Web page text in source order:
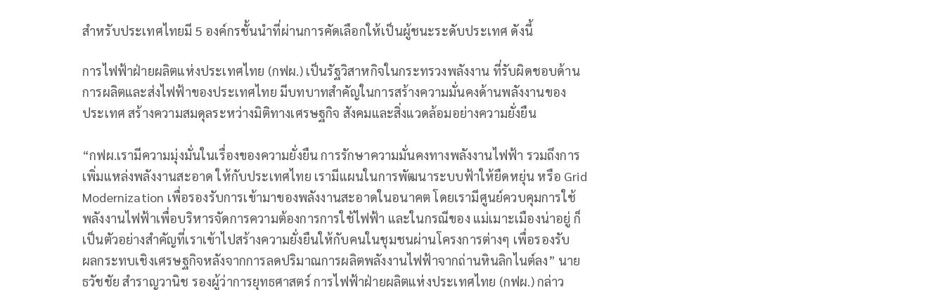
สำหรับประเทศไทยมี 5 องค์กรชั้นนำที่ผ่านการคัดเลือกให้เป็นผู้ชนะระดับประเทศ ดังนี้
การไฟฟ้าฝ่ายผลิตแห่งประเทศไทย (กฟผ.) เป็นรัฐวิสาหกิจในกระทรวงพลังงาน ที่รับผิดชอบด้าน
การผลิตและส่งไฟฟ้าของประเทศไทย มีบทบาทสําคัญในการสร้างความมั่นคงด้านพลังงานของ
ประเทศ สร้างความสมดุลระหว่างมิติทางเศรษฐกิจ สังคมและสิ่งแวดล้อมอย่างความยั่งยืน
“กฟผ.เรามีความมุ่งมั่นในเรื่องของความยั่งยืน การรักษาความมั่นคงทางพลังงานไฟฟ้า รวมถึงการ
เพิ่มแหล่งพลังงานสะอาด ให้กับประเทศไทย เรามีแผนในการพัฒนาระบบฟ้าให้ยืดหยุ่น หรือ Grid
Modernization เพื่อรองรับการเข้ามาของพลังงานสะอาดในอนาคต โดยเรามีศูนย์ควบคุมการใช้
พลังงานไฟฟ้าเพื่อบริหารจัดการความต้องการการใช้ไฟฟ้า และในกรณีของ แม่เมาะเมืองน่าอยู่ ก็
เป็นตัวอย่างสำคัญที่เราเข้าไปสร้างความยั่งยืนให้กับคนในชุมชนผ่านโครงการต่างๆ เพื่อรองรับ
ผลกระทบเชิงเศรษฐกิจหลังจากการลดปริมาณการผลิตพลังงานไฟฟ้าจากถ่านหินลิกไนต์ลง” นาย
ธวัชชัย สำราญวานิช รองผู้ว่าการยุทธศาสตร์ การไฟฟ้าฝ่ายผลิตแห่งประเทศไทย (กฟผ.) กล่าว